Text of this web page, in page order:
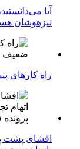
آیا
تیزهوشان
راه کارهای
افشای پشت